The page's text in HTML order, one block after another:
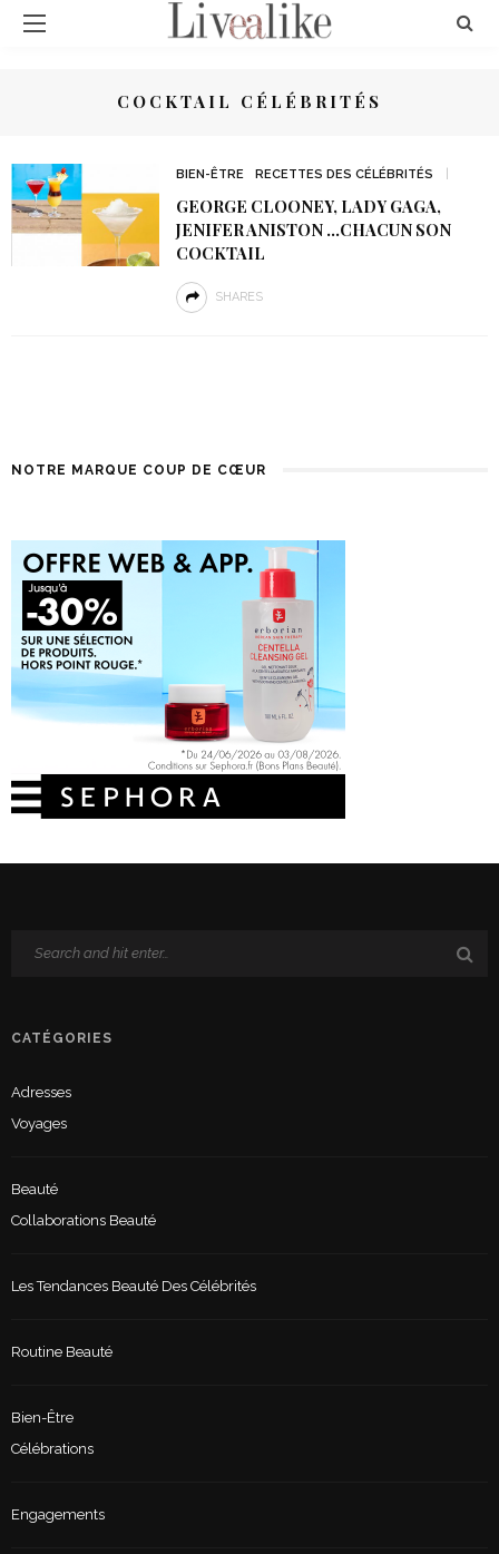
COCKTAIL CÉLÉBRITÉS
BIEN-ÊTRE RECETTES DES CÉLÉBRITÉS
GEORGE CLOONEY, LADY GAGA,
JENIFER ANISTON …CHACUN SON
COCKTAIL
SHARES
NOTRE MARQUE COUP DE CŒUR
CATÉGORIES
Adresses
Voyages
Beauté
Collaborations Beauté
Les Tendances Beauté Des Célébrités
Routine Beauté
Bien-Être
Célébrations
Engagements